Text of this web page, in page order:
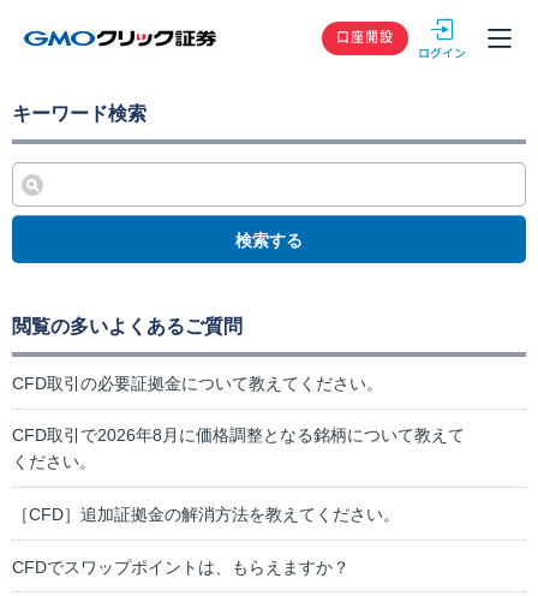
GMOクリック
口座開設
キーワード検索
検索する
閲覧の多いよくあるご質問
CFD取引の必要証拠金について教えてください。
CFD取引で2026年8月に価格調整となる銘柄について教えて
ください。
［CFD］追加証拠金の解消方法を教えてください。
CFDでスワップポイントは、もらえますか？